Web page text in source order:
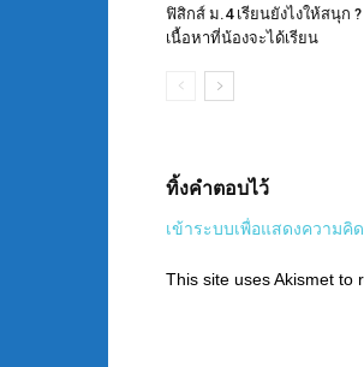
ฟิสิกส์ ม.4 เรียนยังไงให้สนุก
เนื้อหาที่น้องจะได้เรียน
ทิ้งคำตอบไว้
เข้าระบบเพื่อแสดงความคิ
This site uses Akismet to